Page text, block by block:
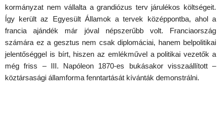
kormányzat nem vállalta a grandiózus terv járulékos költségeit.
Így került az Egyesült Államok a tervek középpontba, ahol a
francia ajándék már jóval népszerűbb volt. Franciaország
számára ez a gesztus nem csak diplomáciai, hanem belpolitikai
jelentőséggel is bírt, hiszen az emlékművel a politikai vezetők a
még friss – III. Napóleon 1870-es bukásakor visszaállított –
köztársasági államforma fenntartását kívánták demonstrálni.